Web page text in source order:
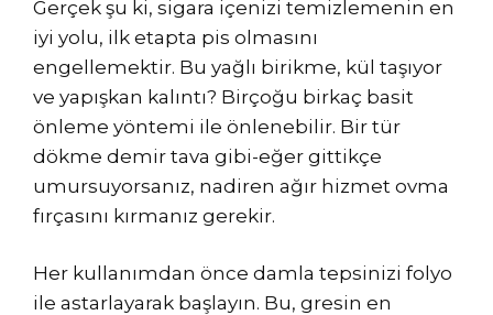
Gerçek şu ki, sigara içenizi temizlemenin en
iyi yolu, ilk etapta pis olmasını
engellemektir. Bu yağlı birikme, kül taşıyor
ve yapışkan kalıntı? Birçoğu birkaç basit
önleme yöntemi ile önlenebilir. Bir tür
dökme demir tava gibi-eğer gittikçe
umursuyorsanız, nadiren ağır hizmet ovma
fırçasını kırmanız gerekir.
Her kullanımdan önce damla tepsinizi folyo
ile astarlayarak başlayın. Bu, gresin en